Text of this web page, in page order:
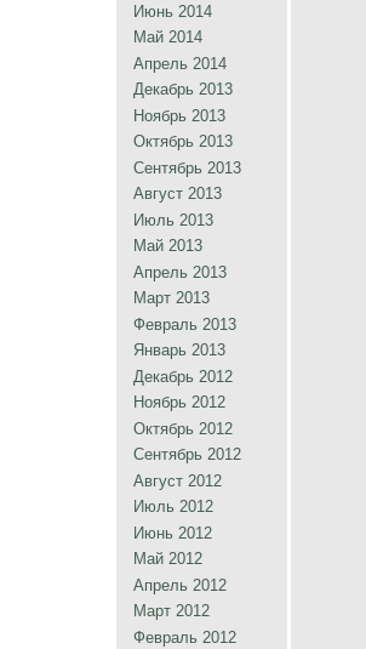
Июнь 2014
Май 2014
Апрель 2014
Декабрь 2013
Ноябрь 2013
Октябрь 2013
Сентябрь 2013
Август 2013
Июль 2013
Май 2013
Апрель 2013
Март 2013
Февраль 2013
Январь 2013
Декабрь 2012
Ноябрь 2012
Октябрь 2012
Сентябрь 2012
Август 2012
Июль 2012
Июнь 2012
Май 2012
Апрель 2012
Март 2012
Февраль 2012